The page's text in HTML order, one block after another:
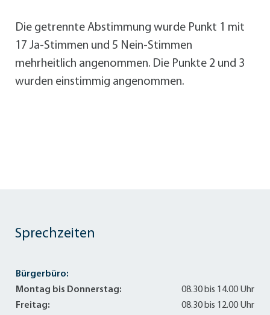
Die getrennte Abstimmung wurde Punkt 1 mit
17 Ja-Stimmen und 5 Nein-Stimmen
mehrheitlich angenommen. Die Punkte 2 und 3
wurden einstimmig angenommen.
Sprechzeiten
Bürgerbüro:
Montag bis Donnerstag:
08.30 bis 14.00 Uhr
Freitag:
08.30 bis 12.00 Uhr